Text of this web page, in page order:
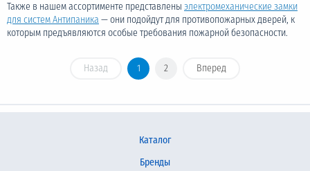
Также в нашем ассортименте представлены электромеханические замки
для систем Антипаника — они подойдут для противопожарных дверей, к
которым предъявляются особые требования пожарной безопасности.
Назад 1 2 Вперед
Каталог
Бренды